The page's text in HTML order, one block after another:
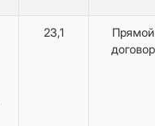
23,1
Прямой
договор